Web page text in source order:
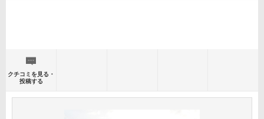
クチコミを見る・
投稿する